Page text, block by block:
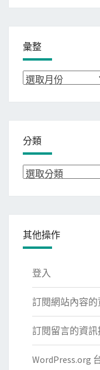
彙整
彙
分類
分
其他操作
登入
訂閱網站內容
訂閱留言的資訊
WordPress.org